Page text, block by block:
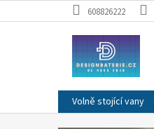
na
608826222
Volně stojící vany